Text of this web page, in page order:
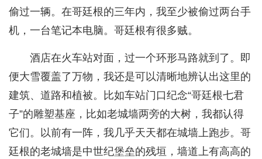
偷过一辆。在哥廷根的三年内，我至少被偷过两台手
机，一台笔记本电脑。哥廷根有很多贼。
酒店在火车站对面，过一个环形马路就到了。即
便大雪覆盖了万物，我还是可以清晰地辨认出这里的
建筑、道路和植被。比如车站门口纪念“哥廷根七君
子”的雕塑基座，比如老城墙两旁的大树，我都认得
它们。以前有一阵，我几乎天天都在城墙上跑步。哥
廷根的老城墙是中世纪堡垒的残垣，墙道上有高高的